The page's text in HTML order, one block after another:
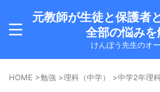
元教師が生徒と保護者
全部の悩みを
けんぼう先生のオ
HOME >勉強 >理科（中学） >中学2年理